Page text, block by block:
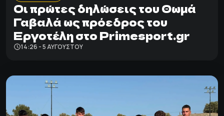
Οι πρώτες δηλώσεις του Θωμά
Γαβαλά ως πρόεδρος του
Εργοτέλη στο Primesport.gr
14:26 - 5 ΑΥΓΟΎΣΤΟΥ